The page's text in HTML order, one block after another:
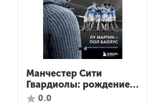
Манчестер Сити
Гвардиолы: рождение
суперкоманды
0.0